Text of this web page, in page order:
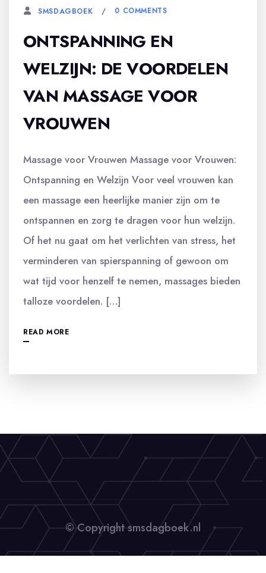
SMSDAGBOEK 0 COMMENTS
ONTSPANNING EN
WELZIJN: DE VOORDELEN
VAN MASSAGE VOOR
VROUWEN
Massage voor Vrouwen Massage voor Vrouwen:
Ontspanning en Welzijn Voor veel vrouwen kan
een massage een heerlijke manier zijn om te
ontspannen en zorg te dragen voor hun welzijn.
Of het nu gaat om het verlichten van stress, het
verminderen van spierspanning of gewoon om
wat tijd voor henzelf te nemen, massages bieden
talloze voordelen. […]
READ MORE
© Copyright smsdagboek.nl